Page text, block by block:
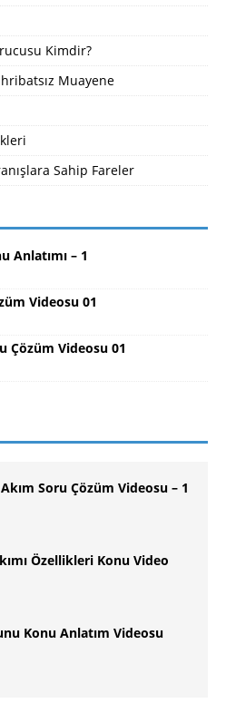
Kimdir?
Muayene
Sahip Fareler
Anlatımı – 1
Videosu 01
Çözüm Videosu 01
Soru Çözüm Videosu – 1
Özellikleri Konu Video
Konu Anlatım Videosu